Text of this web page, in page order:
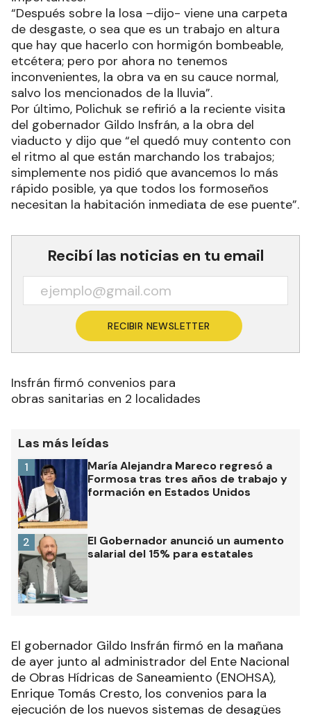
“Después sobre la losa –dijo- viene una carpeta
de desgaste, o sea que es un trabajo en altura
que hay que hacerlo con hormigón bombeable,
etcétera; pero por ahora no tenemos
inconvenientes, la obra va en su cauce normal,
salvo los mencionados de la lluvia”.
Por último, Polichuk se refirió a la reciente visita
del gobernador Gildo Insfrán, a la obra del
viaducto y dijo que “el quedó muy contento con
el ritmo al que están marchando los trabajos;
simplemente nos pidió que avancemos lo más
rápido posible, ya que todos los formoseños
necesitan la habitación inmediata de ese puente”.
Recibí las noticias en tu email
RECIBIR NEWSLETTER
Insfrán firmó convenios para
obras sanitarias en 2 localidades
Las más leídas
María Alejandra Mareco regresó a
Formosa tras tres años de trabajo y
formación en Estados Unidos
1
El Gobernador anunció un aumento
salarial del 15% para estatales
2
El gobernador Gildo Insfrán firmó en la mañana
de ayer junto al administrador del Ente Nacional
de Obras Hídricas de Saneamiento (ENOHSA),
Enrique Tomás Cresto, los convenios para la
ejecución de los nuevos sistemas de desagües